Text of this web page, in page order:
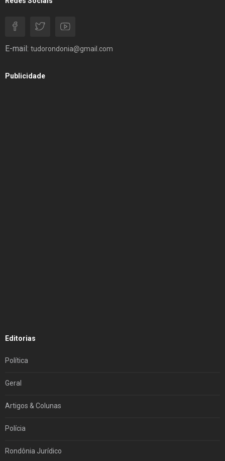
E-mail: tudorondonia@gmail.com
Publicidade
Editorias
Política
Geral
Artigos & Colunas
Polícia
Rondônia Jurídico